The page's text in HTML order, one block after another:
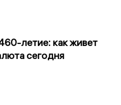
летие: как живет
сегодня